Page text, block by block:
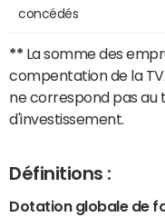
concédés
** La somme des
compentation de la
ne correspond pas au
d'investissement.
Définitions :
Dotation globale de